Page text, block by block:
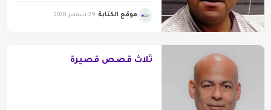
موقع الكتابة 29 سبتمبر 2020
ثلاث قصص قصيرة